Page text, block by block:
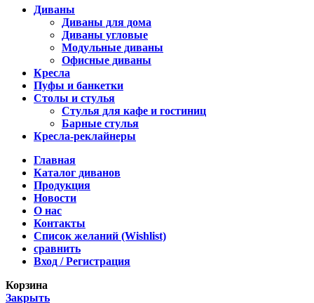
Диваны
Диваны для дома
Диваны угловые
Модульные диваны
Офисные диваны
Кресла
Пуфы и банкетки
Столы и стулья
Стулья для кафе и гостиниц
Барные стулья
Кресла-реклайнеры
Главная
Каталог диванов
Продукция
Новости
О нас
Контакты
Список желаний (Wishlist)
сравнить
Вход / Регистрация
Корзина
Закрыть